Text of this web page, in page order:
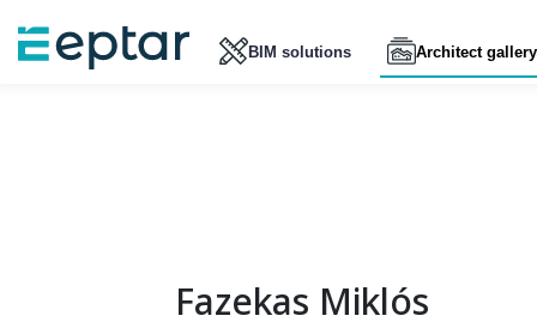
BIM solutions Architect gallery
Fazekas Miklós